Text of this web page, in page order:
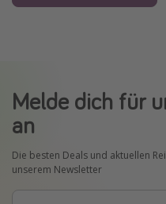
Melde dich für
an
Die besten Deals und aktuellen
unserem Newsletter